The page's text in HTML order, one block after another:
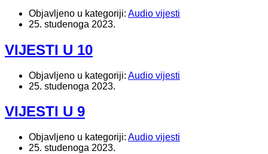
Objavljeno u kategoriji: Audio vijesti
25. studenoga 2023.
VIJESTI U 10
Objavljeno u kategoriji: Audio vijesti
25. studenoga 2023.
VIJESTI U 9
Objavljeno u kategoriji: Audio vijesti
25. studenoga 2023.